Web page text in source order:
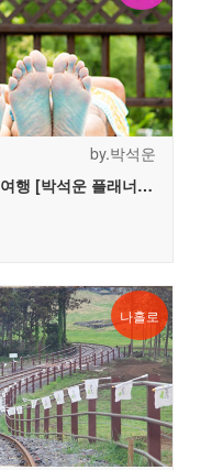
by.박석운
[박석운 플래너 추천]
나홀로